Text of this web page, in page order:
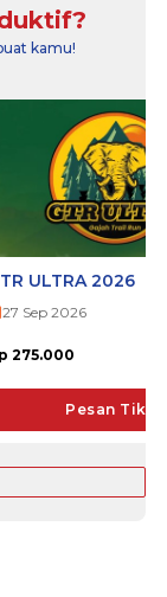
kamu!
ULTRA 2026
27 Sep 2026
275.000
Pesan Tiket